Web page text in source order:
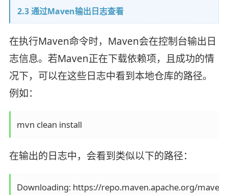
2.3 通过Maven输出日志查看
在执行Maven命令时，Maven会在控制台输出日
志信息。若Maven正在下载依赖项，且成功的情
况下，可以在这些日志中看到本地仓库的路径。
例如：
mvn clean install
在输出的日志中，会看到类似以下的路径：
Downloading: https://repo.maven.apache.org/